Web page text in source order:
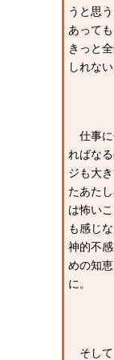
うと思
あって
きっと
しれない
仕事に
ればな
ジも大
たあた
は怖い
も感じ
神的不
めの知
に。
そして